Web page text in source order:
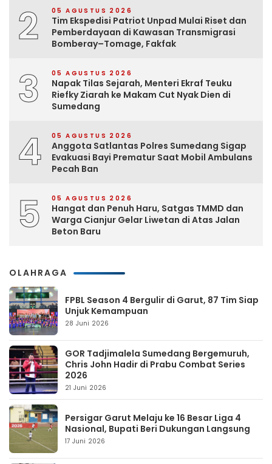
2 05 AGUSTUS 2026
Tim Ekspedisi Patriot Unpad Mulai Riset dan
Pemberdayaan di Kawasan Transmigrasi
Bomberay–Tomage, Fakfak
3 05 AGUSTUS 2026
Napak Tilas Sejarah, Menteri Ekraf Teuku
Riefky Ziarah ke Makam Cut Nyak Dien di
Sumedang
4 05 AGUSTUS 2026
Anggota Satlantas Polres Sumedang Sigap
Evakuasi Bayi Prematur Saat Mobil Ambulans
Pecah Ban
5 05 AGUSTUS 2026
Hangat dan Penuh Haru, Satgas TMMD dan
Warga Cianjur Gelar Liwetan di Atas Jalan
Beton Baru
OLAHRAGA
FPBL Season 4 Bergulir di Garut, 87 Tim Siap
Unjuk Kemampuan
28 Juni 2026
GOR Tadjimalela Sumedang Bergemuruh,
Chris John Hadir di Prabu Combat Series
2026
21 Juni 2026
Persigar Garut Melaju ke 16 Besar Liga 4
Nasional, Bupati Beri Dukungan Langsung
17 Juni 2026